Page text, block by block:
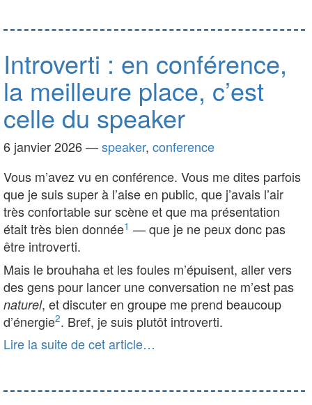
Introverti : en conférence,
la meilleure place, c’est
celle du speaker
6 janvier 2026—speaker, conference
Vous m’avez vu en conférence. Vous me dites parfois
que je suis super à l’aise en public, que j’avais l’air
très confortable sur scène et que ma présentation
était très bien donnée1 — que je ne peux donc pas
être introverti.
Mais le brouhaha et les foules m’épuisent, aller vers
des gens pour lancer une conversation ne m’est pas
naturel, et discuter en groupe me prend beaucoup
d’énergie2. Bref, je suis plutôt introverti.
Lire la suite de cet article…